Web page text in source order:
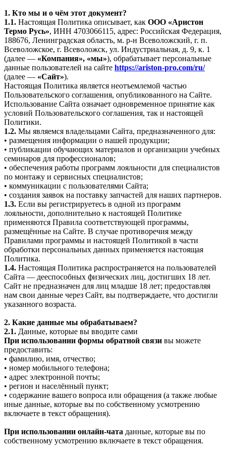
1. Кто мы и о чём этот документ?
1.1. Настоящая Политика описывает, как ООО «Аристон
Термо Русь», ИНН 4703066115, адрес: Российская Федерация,
188676, Ленинградская область, м. р-н Всеволожский, г. п.
Всеволожское, г. Всеволожск, ул. Индустриальная, д. 9, к. 1
(далее — «Компания», «мы»), обрабатывает персональные
данные пользователей на сайте https://ariston-pro.com/ru/
(далее — «Сайт»).
Настоящая Политика является неотъемлемой частью
Пользовательского соглашения, опубликованного на Сайте.
Использование Сайта означает одновременное принятие как
условий Пользовательского соглашения, так и настоящей
Политики.
1.2. Мы являемся владельцами Сайта, предназначенного для:
• размещения информации о нашей продукции;
• публикации обучающих материалов и организации учебных
семинаров для профессионалов;
• обеспечения работы программ лояльности для специалистов
по монтажу и сервисных специалистов;
• коммуникации с пользователями Сайта;
• создания заявок на поставку запчастей для наших партнеров.
1.3. Если вы регистрируетесь в одной из программ
лояльности, дополнительно к настоящей Политике
применяются Правила соответствующей программы,
размещённые на Сайте. В случае противоречия между
Правилами программы и настоящей Политикой в части
обработки персональных данных применяется настоящая
Политика.
1.4. Настоящая Политика распространяется на пользователей
Сайта — дееспособных физических лиц, достигших 18 лет.
Сайт не предназначен для лиц младше 18 лет; предоставляя
нам свои данные через Сайт, вы подтверждаете, что достигли
указанного возраста.
2. Какие данные мы обрабатываем?
2.1. Данные, которые вы вводите сами
При использовании формы обратной связи вы можете
предоставить:
• фамилию, имя, отчество;
• номер мобильного телефона;
• адрес электронной почты;
• регион и населённый пункт;
• содержание вашего вопроса или обращения (а также любые
иные данные, которые вы по собственному усмотрению
включаете в текст обращения).
При использовании онлайн-чата данные, которые вы по
собственному усмотрению включаете в текст обращения.